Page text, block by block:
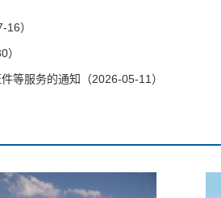
）
等服务的通知（2026-05-11）